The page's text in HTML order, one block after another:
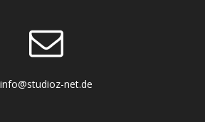
info@studioz-net.de